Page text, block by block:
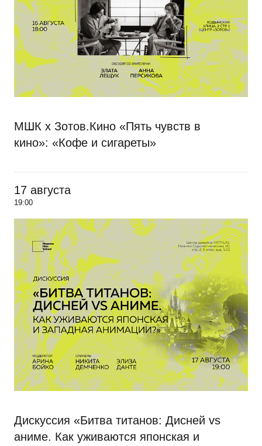
МШК х Зотов.Кино «Пять чувств в
кино»: «Кофе и сигареты»
17 августа
19:00
Дискуссия «Битва титанов: Дисней vs
аниме. Как уживаются японская и